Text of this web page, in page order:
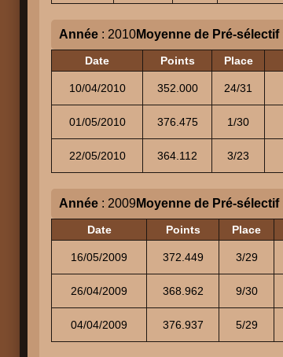
Année : 2010Moyenne de Pré-sélectif
Date Points Place
10/04/2010 352.000 24/31
01/05/2010 376.475 1/30
22/05/2010 364.112 3/23
Année : 2009Moyenne de Pré-sélectif
Date Points Place
16/05/2009 372.449 3/29
26/04/2009 368.962 9/30
04/04/2009 376.937 5/29